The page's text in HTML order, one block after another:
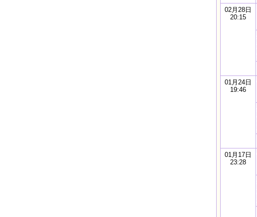
02月28日
20:15
01月24日
19:46
01月17日
23:28